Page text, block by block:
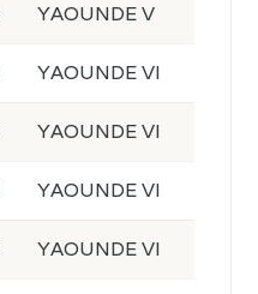
YAOUNDE V
YAOUNDE VI
YAOUNDE VI
YAOUNDE VI
YAOUNDE VI